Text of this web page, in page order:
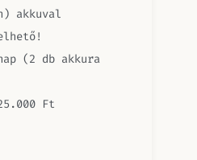
akkuval
(2 db akkura
Ft